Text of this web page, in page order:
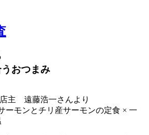
おつまみ
主 遠藤浩一さんより
ーモンとチリ産サーモンの定食 × 一